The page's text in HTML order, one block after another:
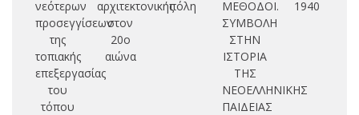
νεότερων
προσεγγίσεων
της
τοπιακής
επεξεργασίας
του
τόπου
αρχιτεκτονικής
στον
20ο
αιώνα
πόλη
ΜΕΘΟΔΟΙ.
ΣΥΜΒΟΛΗ
ΣΤΗΝ
ΙΣΤΟΡΙΑ
ΤΗΣ
ΝΕΟΕΛΛΗΝΙΚΗΣ
ΠΑΙΔΕΙΑΣ
1940